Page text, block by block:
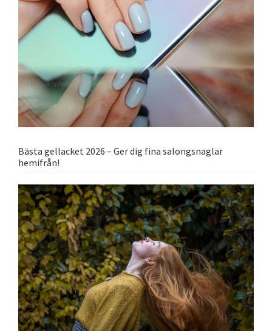
Bästa gellacket 2026 – Ger dig fina salongsnaglar
hemifrån!